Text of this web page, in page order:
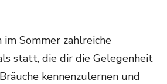
Sommer zahlreiche
statt, die dir die Gelegenheit
kennenzulernen und